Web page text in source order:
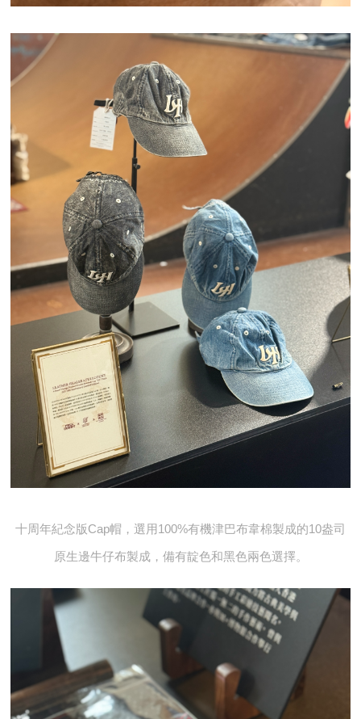
十周年紀念版Cap帽，選用100%有機津巴布韋棉製成的10盎司
原生邊牛仔布製成，備有靛色和黑色兩色選擇。